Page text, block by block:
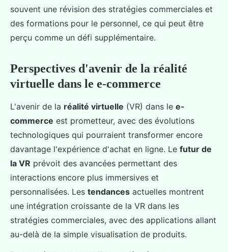
souvent une révision des stratégies commerciales et
des formations pour le personnel, ce qui peut être
perçu comme un défi supplémentaire.
Perspectives d'avenir de la réalité
virtuelle dans le e-commerce
L'avenir de la réalité virtuelle (VR) dans le e-
commerce est prometteur, avec des évolutions
technologiques qui pourraient transformer encore
davantage l'expérience d'achat en ligne. Le futur de
la VR prévoit des avancées permettant des
interactions encore plus immersives et
personnalisées. Les tendances actuelles montrent
une intégration croissante de la VR dans les
stratégies commerciales, avec des applications allant
au-delà de la simple visualisation de produits.